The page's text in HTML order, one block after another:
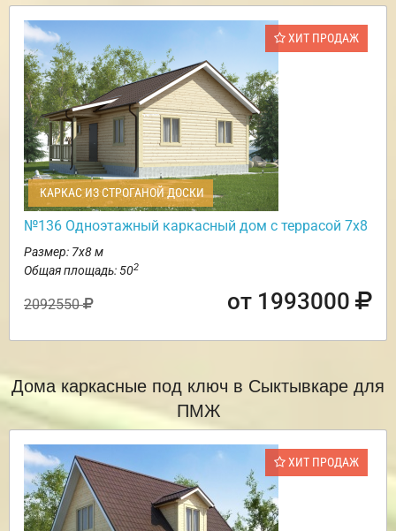
ХИТ ПРОДАЖ
КАРКАС ИЗ СТРОГАНОЙ ДОСКИ
№136 Одноэтажный каркасный дом с террасой 7х8
Размер: 7х8 м
Общая площадь: 502
2092550 от 1993000
Дома каркасные под ключ в Сыктывкаре для
ПМЖ
ХИТ ПРОДАЖ